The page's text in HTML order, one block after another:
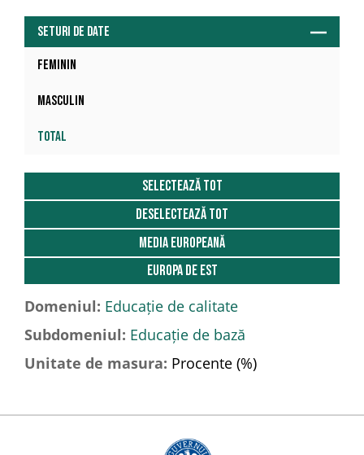
Seturi de date
Feminin
Masculin
Total
Selectează tot
Deselectează tot
Media Europeană
Europa de est
Domeniul: Educație de calitate
Subdomeniul: Educație de bază
Unitate de masura: Procente (%)